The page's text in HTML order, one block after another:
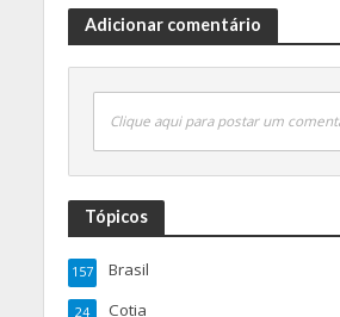
Adicionar comentário
Clique aqui para postar um
Tópicos
Brasil
157
Cotia
24